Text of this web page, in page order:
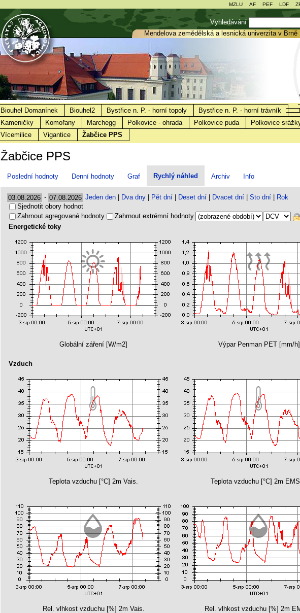
MZLU AF PEF LDF
Mendelova zemědělská a lesnická univerzita v
Vyhledávání
Biouhel Domanínek Biouhel2 Bystřice n. P. - horní topoly
Bystřice n. P. - horní trávník
Kameničky
Komořany Marchegg Polkovice - ohrada Polkovice puda
Polkovice
Vícemilice
Vigantice Žabčice PPS
Žabčice PPS
Poslední hodnoty Denní hodnoty Graf Rychlý náhled Archiv Info
- Jeden den Dva dny Pět dní Deset dní Dvacet dní Sto dní
Rok
Sjednotit obory hodnot
Zahrnout agregované hodnoty
Zahrnout extrémní hodnoty
Energetické toky
Globální záření [W/m2] Výpar Penman PET [mm/h]
Vzduch
Teplota vzduchu [°C] 2m Vais. Teplota vzduchu [°C] 2m
Rel. vlhkost vzduchu [%] 2m Vais. Rel. vlhkost vzduchu [%] 2m